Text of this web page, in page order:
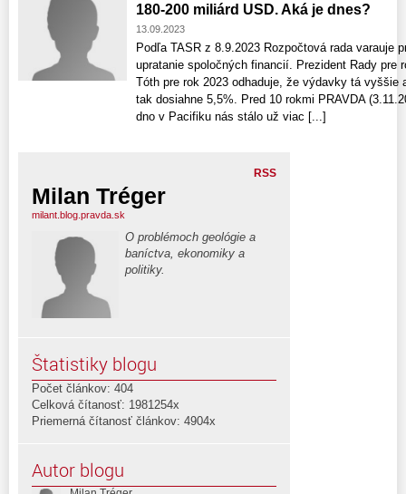
180-200 miliárd USD. Aká je dnes?
13.09.2023
Podľa TASR z 8.9.2023 Rozpočtová rada varauje
upratanie spoločných financií. Prezident Rady pre
Tóth pre rok 2023 odhaduje, že výdavky tá vyššie
tak dosiahne 5,5%. Pred 10 rokmi PRAVDA
dno v Pacifiku nás stálo už viac [...]
RSS
Milan Tréger
milant.blog.pravda.sk
O problémoch geológie a
baníctva, ekonomiky a
politiky.
Štatistiky blogu
Počet článkov: 404
Celková čítanosť: 1981254x
Priemerná čítanosť článkov: 4904x
Autor blogu